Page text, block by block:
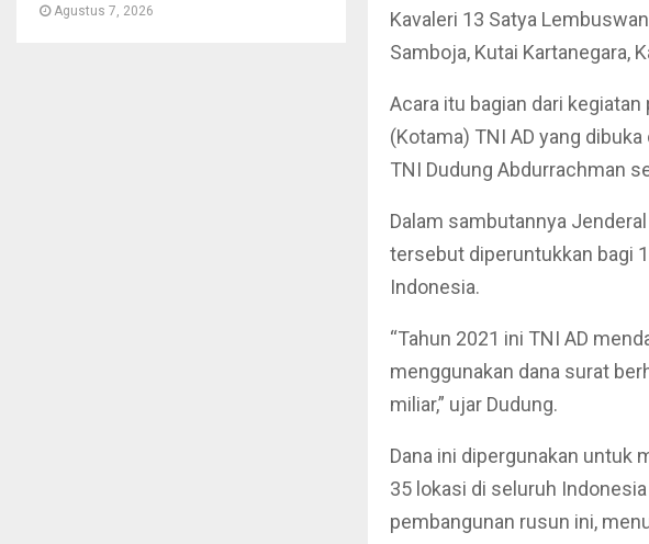
Kavaleri 13 Satya
Samboja, Kutai Kartanegara,
Acara itu bagian dari
(Kotama) TNI AD yang
TNI Dudung Abdurrachman
Dalam sambutannya
tersebut diperuntukkan bagi
Indonesia.
“Tahun 2021 ini TNI AD
menggunakan dana surat
miliar,” ujar Dudung.
Dana ini dipergunakan untuk
35 lokasi di seluruh
pembangunan rusun ini,
Agustus 7, 2026